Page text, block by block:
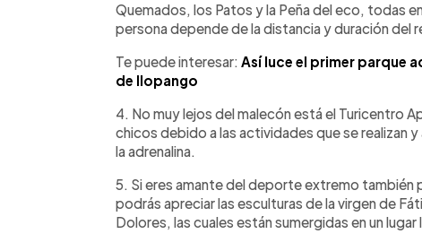
Quemados, los Patos y la Peña del eco, todas
persona depende de la distancia y duración del
Te puede interesar: Así luce el primer parque
de Ilopango
4. No muy lejos del malecón está el Turicentro
chicos debido a las actividades que se realizan
la adrenalina.
5. Si eres amante del deporte extremo
podrás apreciar las esculturas de la virgen de
Dolores, las cuales están sumergidas en un